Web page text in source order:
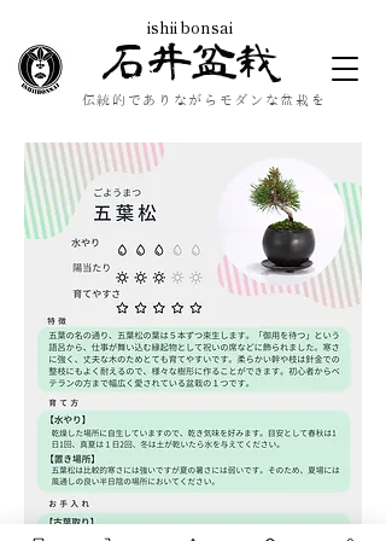
ishii bonsai
石井盆栽
伝統的でありながらモダンな盆栽を